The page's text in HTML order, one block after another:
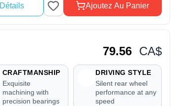
Détails Ajoutez Au Panier
79.56 CA$
CRAFTMANSHIP
Exquisite
machining with
precision bearings
DRIVING STYLE
Silent rear wheel
performance at any
speed